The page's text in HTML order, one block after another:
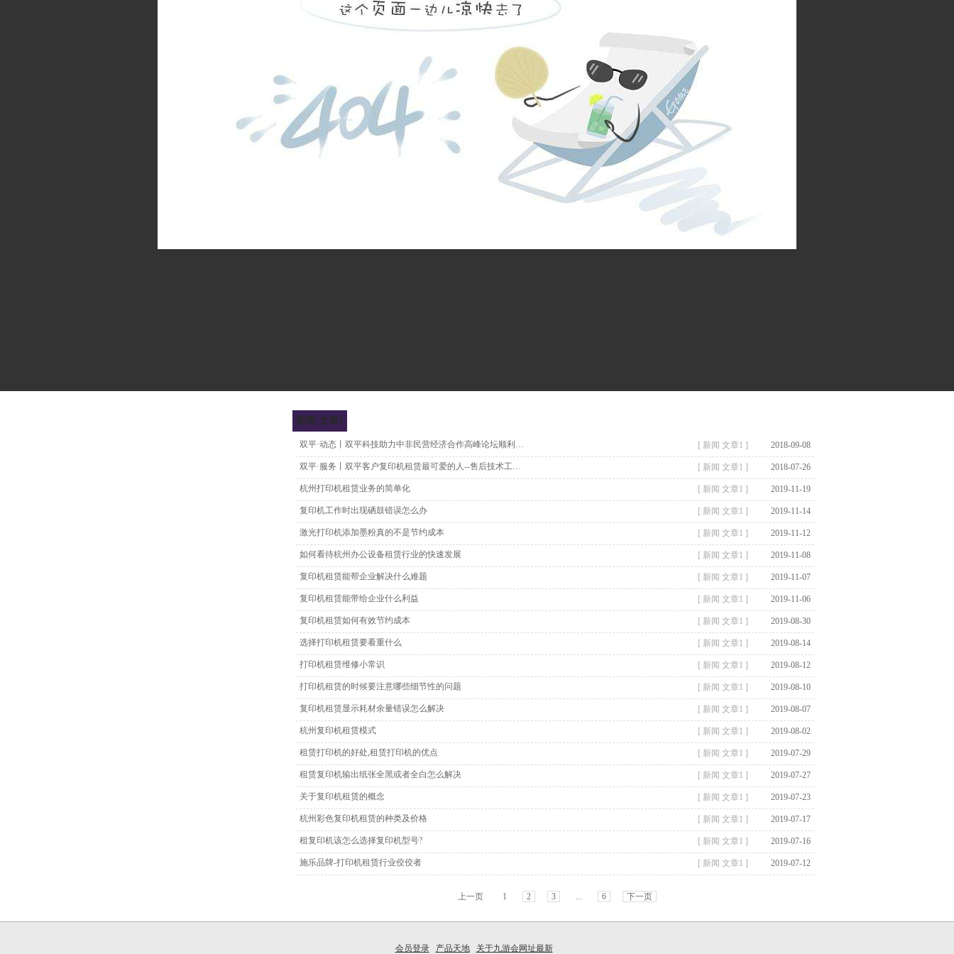
新闻 文章1
双平·动态丨双平科技助力中非民营经济合作高峰论坛顺利进行 [ 新闻 文章1 ] 2018-09-08
双平·服务丨双平客户复印机租赁最可爱的人--售后技术工程师 [ 新闻 文章1 ] 2018-07-26
杭州打印机租赁业务的简单化 [ 新闻 文章1 ] 2019-11-19
复印机工作时出现硒鼓错误怎么办 [ 新闻 文章1 ] 2019-11-14
激光打印机添加墨粉真的不是节约成本 [ 新闻 文章1 ] 2019-11-12
如何看待杭州办公设备租赁行业的快速发展 [ 新闻 文章1 ] 2019-11-08
复印机租赁能帮企业解决什么难题 [ 新闻 文章1 ] 2019-11-07
复印机租赁能带给企业什么利益 [ 新闻 文章1 ] 2019-11-06
复印机租赁如何有效节约成本 [ 新闻 文章1 ] 2019-08-30
选择打印机租赁要看重什么 [ 新闻 文章1 ] 2019-08-14
打印机租赁维修小常识 [ 新闻 文章1 ] 2019-08-12
打印机租赁的时候要注意哪些细节性的问题 [ 新闻 文章1 ] 2019-08-10
复印机租赁显示耗材余量错误怎么解决 [ 新闻 文章1 ] 2019-08-07
杭州复印机租赁模式 [ 新闻 文章1 ] 2019-08-02
租赁打印机的好处,租赁打印机的优点 [ 新闻 文章1 ] 2019-07-29
租赁复印机输出纸张全黑或者全白怎么解决 [ 新闻 文章1 ] 2019-07-27
关于复印机租赁的概念 [ 新闻 文章1 ] 2019-07-23
杭州彩色复印机租赁的种类及价格 [ 新闻 文章1 ] 2019-07-17
租复印机该怎么选择复印机型号? [ 新闻 文章1 ] 2019-07-16
施乐品牌-打印机租赁行业佼佼者 [ 新闻 文章1 ] 2019-07-12
上一页 1 2 3 ... 6 下一页
会员登录 产品天地 关于九游会网址最新